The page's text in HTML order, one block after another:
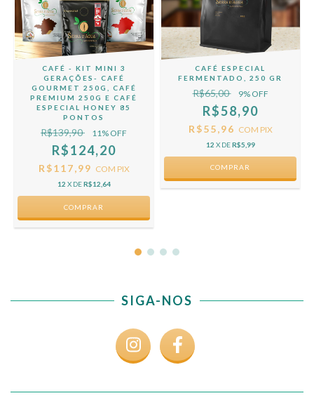
CAFÉ - KIT MINI 3
GERAÇÕES- CAFÉ
GOURMET 250G, CAFÉ
PREMIUM 250G E CAFÉ
ESPECIAL HONEY 85
PONTOS
R$139,90 11% OFF
R$124,20
R$117,99 COM PIX
12 X DER$12,64
CAFÉ ESPECIAL
FERMENTADO, 250 GR
R$65,00 9% OFF
R$58,90
R$55,96 COM PIX
12 X DER$5,99
COMPRAR
SIGA-NOS